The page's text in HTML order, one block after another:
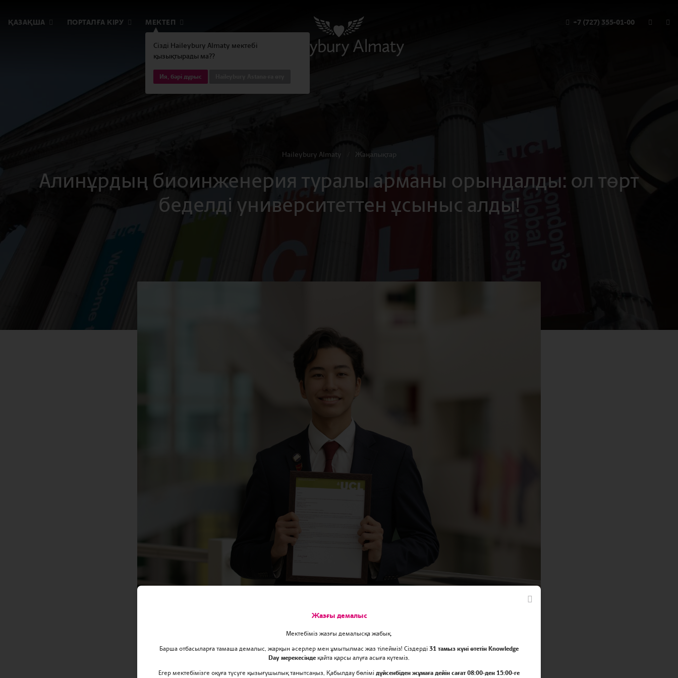
ҚАЗАҚША ПОРТАЛҒА КІРУ
Сізді Haileybury Almaty мектебі
қызықтырады ма??
Ия, бәрі дұрыс
МЕКТЕП +7 (727) 355-01-00
Haileybury Almaty Жаңалықтар
Алинұрдың биоинженерия туралы арманы орындалды: ол төрт
беделді университеттен ұсыныс алды!
Жазғы демалыс
Мектебіміз жазғы демалысқа жабық.
Барша отбасыларға тамаша демалыс, жарқын әсерлер мен ұмытылмас жаз тілейміз! Сіздерді 31 тамыз күні өтетін Knowledge
Day мерекесінде қайта қарсы алуға асыға күтеміз.
Егер мектебімізге оқуға түсуге қызығушылық танытсаңыз, Қабылдау бөлімі дүйсенбіден жұмаға дейін сағат 08:00-ден 15:00-ге